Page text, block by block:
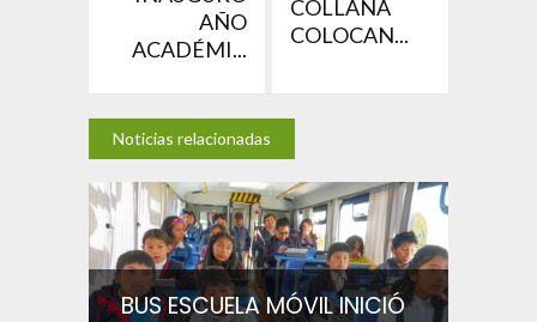
AÑO
ACADÉMI...
COLLANA
COLOCAN...
Noticias relacionadas
BUS ESCUELA MÓVIL INICIÓ